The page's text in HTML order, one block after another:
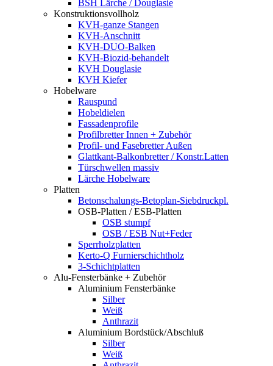
BSH Lärche / Douglasie
Konstruktionsvollholz
KVH-ganze Stangen
KVH-Anschnitt
KVH-DUO-Balken
KVH-Biozid-behandelt
KVH Douglasie
KVH Kiefer
Hobelware
Rauspund
Hobeldielen
Fassadenprofile
Profilbretter Innen + Zubehör
Profil- und Fasebretter Außen
Glattkant-Balkonbretter / Konstr.Latten
Türschwellen massiv
Lärche Hobelware
Platten
Betonschalungs-Betoplan-Siebdruckpl.
OSB-Platten / ESB-Platten
OSB stumpf
OSB / ESB Nut+Feder
Sperrholzplatten
Kerto-Q Furnierschichtholz
3-Schichtplatten
Alu-Fensterbänke + Zubehör
Aluminium Fensterbänke
Silber
Weiß
Anthrazit
Aluminium Bordstück/Abschluß
Silber
Weiß